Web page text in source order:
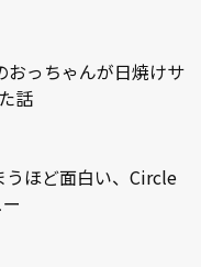
おっちゃんが日焼けサ
話
ほど面白い、Circle